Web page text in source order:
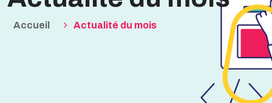
Accueil Actualité du mois